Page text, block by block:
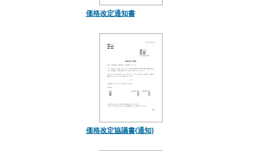
価格改定通知書
価格改定協議書(通知)